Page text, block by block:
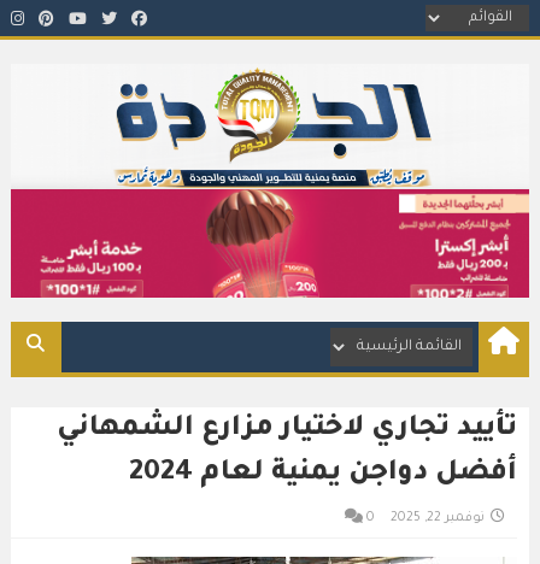
اتصال وتواصل.. اضغط الصورة>>
تأييد تجاري لاختيار مزارع الشمهاني
أفضل دواجن يمنية لعام 2024
نوفمبر 22, 2025 0